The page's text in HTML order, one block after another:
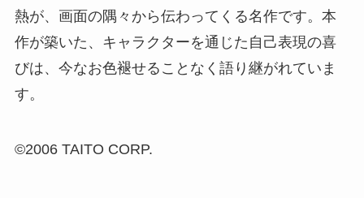
熱が、画面の隅々から伝わってくる名作です。本
作が築いた、キャラクターを通じた自己表現の喜
びは、今なお色褪せることなく語り継がれていま
す。
©2006 TAITO CORP.